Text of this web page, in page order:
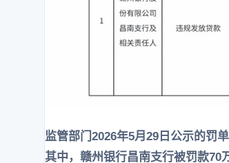
监管部门2026年5月29日公示的罚
其中，赣州银行昌南支行被罚款70